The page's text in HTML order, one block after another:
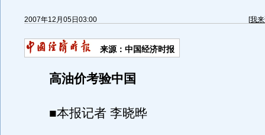
2007年12月05日03:00 [我
来源：中国经济时报
高油价考验中国
■本报记者 李晓晔